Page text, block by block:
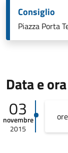
Consiglio
Piazza Porta
Data e ora
03
novembre
2015